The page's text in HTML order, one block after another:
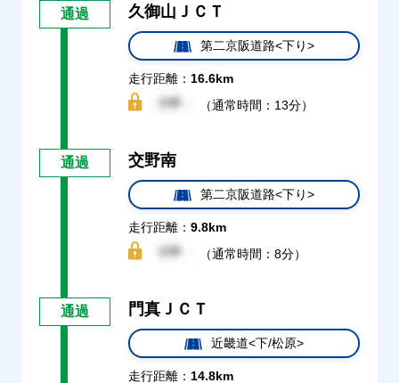
通過 久御山ＪＣＴ
第二京阪道路<下り>
走行距離： 16.6km
（通常時間：13分）
通過 交野南
第二京阪道路<下り>
走行距離： 9.8km
（通常時間：8分）
通過 門真ＪＣＴ
近畿道<下/松原>
走行距離： 14.8km